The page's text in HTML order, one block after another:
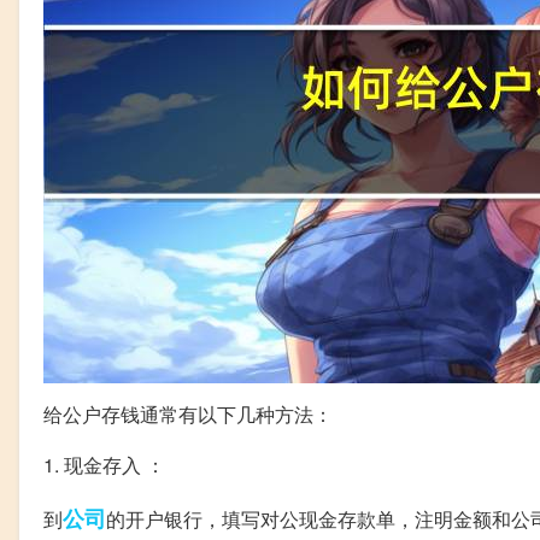
给公户存钱通常有以下几种方法：
1. 现金存入 ：
到公司的开户银行，填写对公现金存款单，注明金额和公